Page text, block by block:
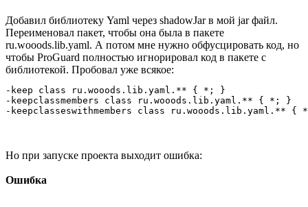
Добавил библиотеку Yaml через shadowJar в мой jar файл.
Переименовал пакет, чтобы она была в пакете
ru.wooods.lib.yaml. А потом мне нужно обфусцировать код, но
чтобы ProGuard полностью игнорировал код в пакете с
библиотекой. Пробовал уже всякое:
-keep class ru.wooods.lib.yaml.** { *; }
-keepclassmembers class ru.wooods.lib.yaml.** { *; }
-keepclasseswithmembers class ru.wooods.lib.yaml.** {
Но при запуске проекта выходит ошибка:
Ошибка